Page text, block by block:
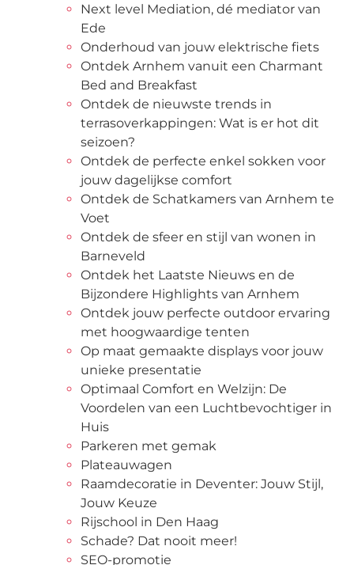
Next level Mediation, dé mediator van
Ede
Onderhoud van jouw elektrische fiets
Ontdek Arnhem vanuit een Charmant
Bed and Breakfast
Ontdek de nieuwste trends in
terrasoverkappingen: Wat is er hot dit
seizoen?
Ontdek de perfecte enkel sokken voor
jouw dagelijkse comfort
Ontdek de Schatkamers van Arnhem te
Voet
Ontdek de sfeer en stijl van wonen in
Barneveld
Ontdek het Laatste Nieuws en de
Bijzondere Highlights van Arnhem
Ontdek jouw perfecte outdoor ervaring
met hoogwaardige tenten
Op maat gemaakte displays voor jouw
unieke presentatie
Optimaal Comfort en Welzijn: De
Voordelen van een Luchtbevochtiger in
Huis
Parkeren met gemak
Plateauwagen
Raamdecoratie in Deventer: Jouw Stijl,
Jouw Keuze
Rijschool in Den Haag
Schade? Dat nooit meer!
SEO-promotie